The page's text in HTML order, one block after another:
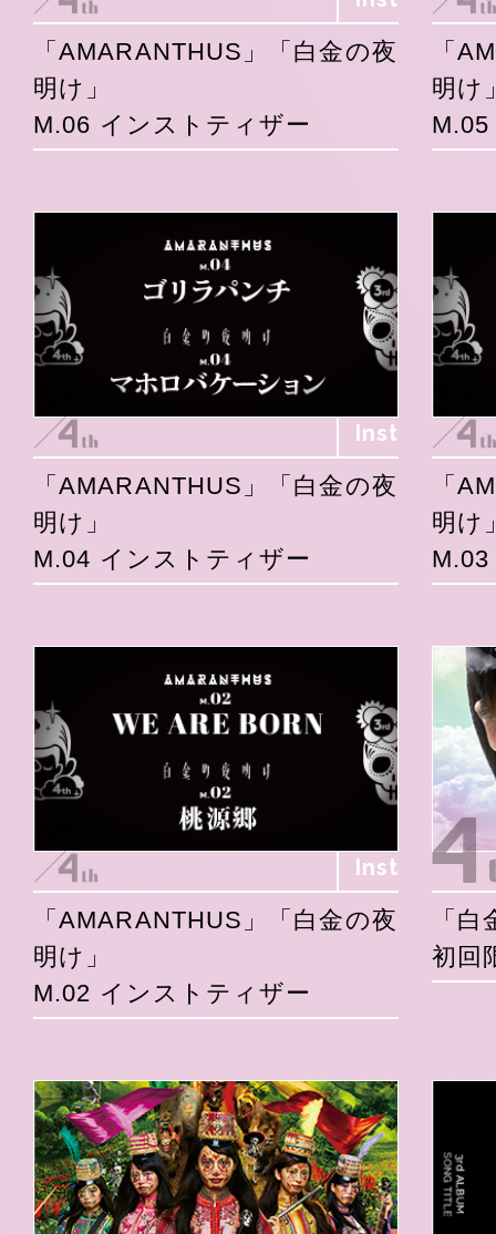
「AMARANTHUS」「白金の夜
明け」
M.06 インストティザー
「
明け
Inst
「AMARANTHUS」「白金の夜
明け」
M.04 インストティザー
「
明け
Inst
「AMARANTHUS」「白金の夜
明け」
M.02 インストティザー
「
初回